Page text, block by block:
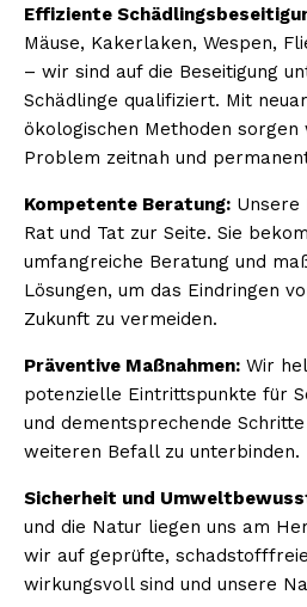
Effiziente
Mäuse, Kakerlaken, Wespen,
– wir sind auf die Beseitigung
Schädlinge qualifiziert. Mit
ökologischen Methoden
Problem zeitnah und
Kompetente Beratung: Unsere
Rat und Tat zur Seite. Sie
umfangreiche Beratung und
Lösungen, um das Eindringen
Zukunft zu vermeiden.
Präventive Maßnahmen: Wir
potenzielle Eintrittspunkte für
und dementsprechende
weiteren Befall zu unterbinden.
Sicherheit und
und die Natur liegen uns am
wir auf geprüfte,
wirkungsvoll sind und unsere